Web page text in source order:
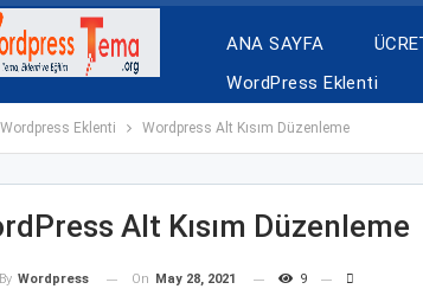
ANA SAYFA
WordPress Eklenti
Wordpress Eklenti Wordpress Alt Kısım Düzenleme
Alt Kısım Düzenleme
By Wordpress On May 28, 2021 9